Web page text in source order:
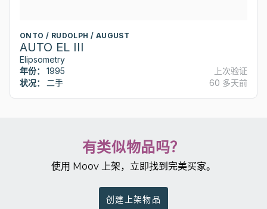
ONTO / RUDOLPH / AUGUST
AUTO EL III
Elipsometry
年份：
1995
状况：
二手
上次验证
60 多天前
有类似物品吗？
使用 Moov 上架，立即找到完美买家。
创建上架物品